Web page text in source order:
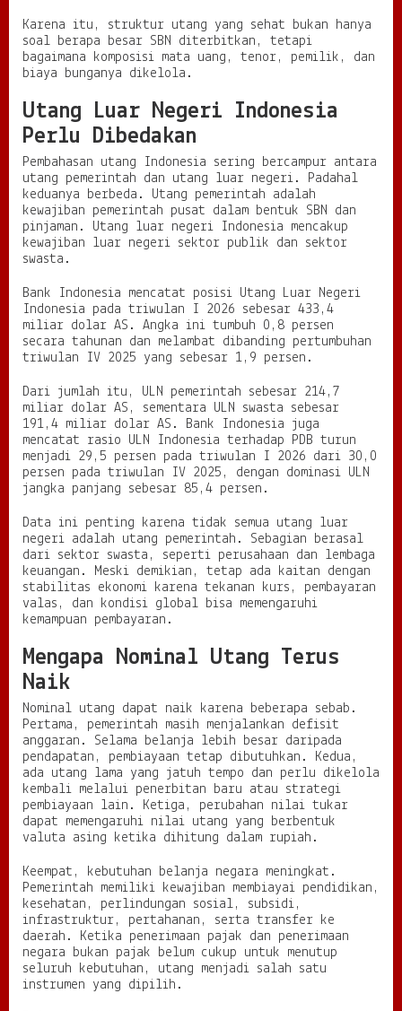
Karena itu, struktur utang yang sehat bukan hanya
soal berapa besar SBN diterbitkan, tetapi
bagaimana komposisi mata uang, tenor, pemilik, dan
biaya bunganya dikelola.
Utang Luar Negeri Indonesia
Perlu Dibedakan
Pembahasan utang Indonesia sering bercampur antara
utang pemerintah dan utang luar negeri. Padahal
keduanya berbeda. Utang pemerintah adalah
kewajiban pemerintah pusat dalam bentuk SBN dan
pinjaman. Utang luar negeri Indonesia mencakup
kewajiban luar negeri sektor publik dan sektor
swasta.
Bank Indonesia mencatat posisi Utang Luar Negeri
Indonesia pada triwulan I 2026 sebesar 433,4
miliar dolar AS. Angka ini tumbuh 0,8 persen
secara tahunan dan melambat dibanding pertumbuhan
triwulan IV 2025 yang sebesar 1,9 persen.
Dari jumlah itu, ULN pemerintah sebesar 214,7
miliar dolar AS, sementara ULN swasta sebesar
191,4 miliar dolar AS. Bank Indonesia juga
mencatat rasio ULN Indonesia terhadap PDB turun
menjadi 29,5 persen pada triwulan I 2026 dari 30,0
persen pada triwulan IV 2025, dengan dominasi ULN
jangka panjang sebesar 85,4 persen.
Data ini penting karena tidak semua utang luar
negeri adalah utang pemerintah. Sebagian berasal
dari sektor swasta, seperti perusahaan dan lembaga
keuangan. Meski demikian, tetap ada kaitan dengan
stabilitas ekonomi karena tekanan kurs, pembayaran
valas, dan kondisi global bisa memengaruhi
kemampuan pembayaran.
Mengapa Nominal Utang Terus
Naik
Nominal utang dapat naik karena beberapa sebab.
Pertama, pemerintah masih menjalankan defisit
anggaran. Selama belanja lebih besar daripada
pendapatan, pembiayaan tetap dibutuhkan. Kedua,
ada utang lama yang jatuh tempo dan perlu dikelola
kembali melalui penerbitan baru atau strategi
pembiayaan lain. Ketiga, perubahan nilai tukar
dapat memengaruhi nilai utang yang berbentuk
valuta asing ketika dihitung dalam rupiah.
Keempat, kebutuhan belanja negara meningkat.
Pemerintah memiliki kewajiban membiayai pendidikan,
kesehatan, perlindungan sosial, subsidi,
infrastruktur, pertahanan, serta transfer ke
daerah. Ketika penerimaan pajak dan penerimaan
negara bukan pajak belum cukup untuk menutup
seluruh kebutuhan, utang menjadi salah satu
instrumen yang dipilih.